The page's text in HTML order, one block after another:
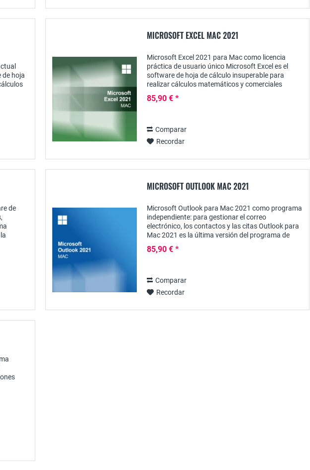
hoja
MICROSOFT EXCEL MAC 2021
Microsoft Excel 2021 para Mac como licencia
práctica de usuario único Microsoft Excel es el
software de hoja de cálculo insuperable para
realizar cálculos matemáticos y comerciales
también tiene...
85,90 € *
Comparar
Recordar
de
MICROSOFT OUTLOOK MAC 2021
Microsoft Outlook para Mac 2021 como programa
independiente: para gestionar el correo
electrónico, los contactos y las citas Outlook para
Mac 2021 es la última versión del programa de
85,90 € *
Comparar
Recordar